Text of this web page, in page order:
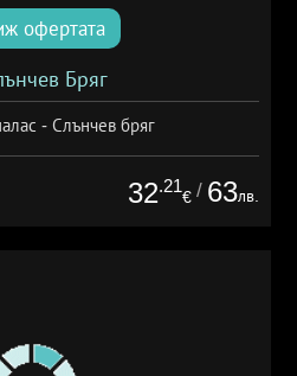
офертата
Бряг
- Слънчев бряг
32.21
€ / 63лв.